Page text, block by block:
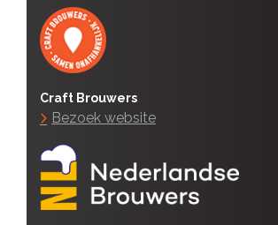
Craft Brouwers
Bezoek website